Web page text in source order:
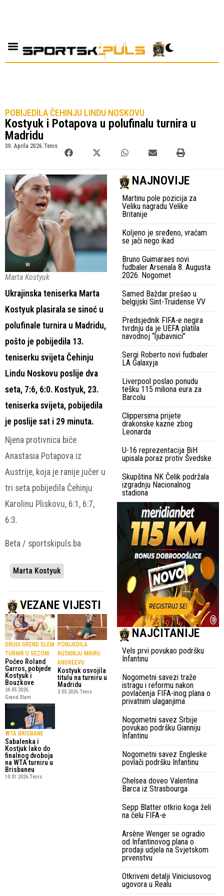
POBIJEDILA ČEHINJU LINDU NOSKOVU
Kostyuk i Potapova u polufinalu turnira u
Madridu
30. Aprila 2026.Tenis
Marta Kostyuk
Ukrajinska teniserka Marta
Kostyuk plasirala se sinoć u
polufinale turnira u Madridu,
pošto je pobijedila 13.
teniserku svijeta Čehinju
Lindu Noskovu poslije dva
seta, 7:6, 6:0. Kostyuk, 23.
teniserka svijeta, pobijedila
je poslije sat i 29 minuta.
Njena protivnica biće
Anastasia Potapova iz
Austrije, koja je ranije jučer u
tri seta pobijedila Čehinju
Karolinu Pliskovu, 6:1, 6:7,
6:3.
Beta / sportskipuls.ba
Marta Kostyuk
VEZANE VIJESTI
DRUGI GREND SLEM
TURNIR U SEZONI
Počeo Roland
Garros, pobjede
Kostyuk i
Bouzkove
24.05.2026.
Grand Slam
POBIJEDILA
RUSKINJU MRIRU
ANDREEVU
Kostyuk osvojila
titulu na turniru u
Madridu
3.05.2026. Tenis
WTA BRISBANE
Sabalenka i
Kostjuk lako do
finalnog dvoboja
na WTA turniru u
Brisbaneu
10.01.2026. Tenis
NAJNOVIJE
Martinu pole pozicija za
Veliku nagradu Velike
Britanije
Koljeno je sređeno, vraćam
se jači nego ikad
Bruno Guimaraes novi
fudbaler Arsenala 8. Augusta
2026. Nogomet
Samed Baždar prešao u
belgijski Sint-Truidense VV
Predsjednik FIFA-e negira
tvrdnju da je UEFA platila
navodnoj “ljubavnici”
Sergi Roberto novi fudbaler
LA Galaxyja
Liverpool poslao ponudu
tešku 115 miliona eura za
Barcolu
Clippersima prijete
drakonske kazne zbog
Leonarda
U-16 reprezentacija BiH
upisala poraz protiv Švedske
Skupština NK Čelik podržala
izgradnju Nacionalnog
stadiona
NAJČITANIJE
Vels prvi povukao podršku
Infantinu
Nogometni savezi traže
istragu i reformu nakon
povlačenja FIFA-inog plana o
privatnim ulaganjima
Nogometni savez Srbije
povukao podršku Gianniju
Infantinu
Nogometni savez Engleske
povlači podršku Infantinu
Chelsea doveo Valentina
Barca iz Strasbourga
Sepp Blatter otkrio koga želi
na čelu FIFA-e
Arsène Wenger se ogradio
od Infantinovog plana o
prodaji udjela na Svjetskom
prvenstvu
Otkriveni detalji Viniciusovog
ugovora u Realu